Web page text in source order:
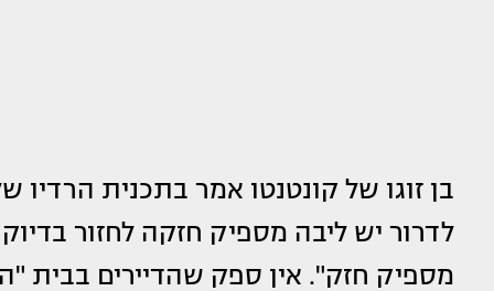
לדרור יש ליבה מספיק חזקה לחזור
מספיק חזק". אין ספק שהדיירים בבית